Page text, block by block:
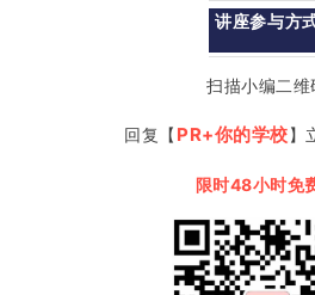
讲座参与方
扫描小编二维
回复【 PR+你的学校】
限时48小时免